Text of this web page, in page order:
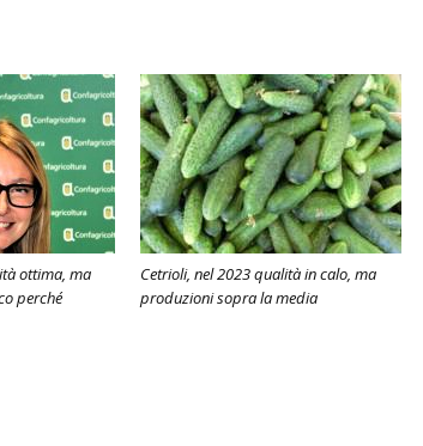
ottima, ma
perché
Cetrioli, nel 2023 qualità in calo, ma
produzioni sopra la media